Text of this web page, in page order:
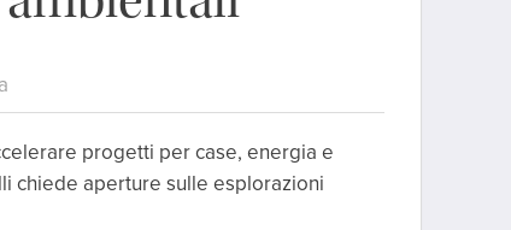
progetti per case, energia e
chiede aperture sulle esplorazioni